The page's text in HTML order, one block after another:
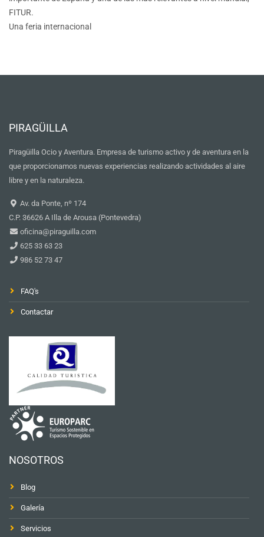
FITUR.
Una feria internacional
PIRAGÜILLA
Piragüilla Ocio y Aventura. Empresa de turismo activo y de aventura en la
que proporcionamos nuevas experiencias realizando actividades al aire
libre y en la naturaleza.
Av. da Ponte, nº 174
C.P. 36626 A Illa de Arousa (Pontevedra)
oficina@piraguilla.com
625 33 63 23
986 52 73 47
FAQ's
Contactar
NOSOTROS
Blog
Galería
Servicios